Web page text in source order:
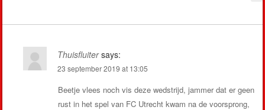
Thuisfluiter says:
23 september 2019 at 13:05
Beetje vlees noch vis deze wedstrijd, jammer dat er geen
rust in het spel van FC Utrecht kwam na de voorsprong,